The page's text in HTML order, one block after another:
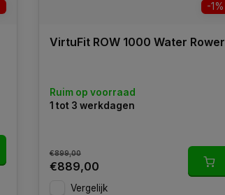
-1%
VirtuFit ROW 1000 Water Rower
Ruim op voorraad
1 tot 3 werkdagen
€899,00
€889,00
Vergelijk